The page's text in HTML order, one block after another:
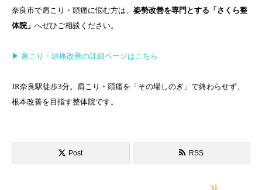
奈良市で肩こり・頭痛に悩む方は、 姿勢改善を専門とする「さくら整
体院」 へぜひご相談ください。
▶ 肩こり・頭痛改善の詳細ページはこちら
JR奈良駅徒歩3分。肩こり・頭痛を「その場しのぎ」で終わらせず、
根本改善を目指す整体院です。
Post RSS